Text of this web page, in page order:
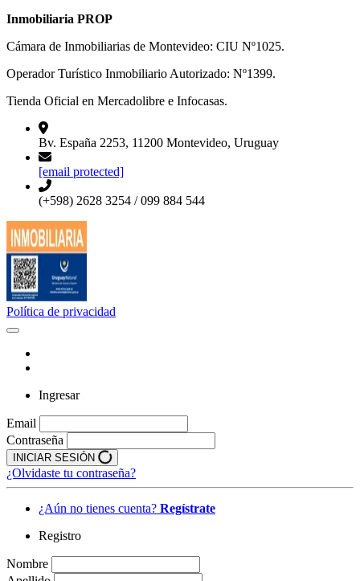
Inmobiliaria PROP
Cámara de Inmobiliarias de Montevideo: CIU Nº1025.
Operador Turístico Inmobiliario Autorizado: Nº1399.
Tienda Oficial en Mercadolibre e Infocasas.
Bv. España 2253, 11200 Montevideo, Uruguay
[email protected]
(+598) 2628 3254 / 099 884 544
Política de privacidad
Ingresar
Email
Contraseña
INICIAR SESIÓN
¿Olvidaste tu contraseña?
¿Aún no tienes cuenta? Regístrate
Registro
Nombre